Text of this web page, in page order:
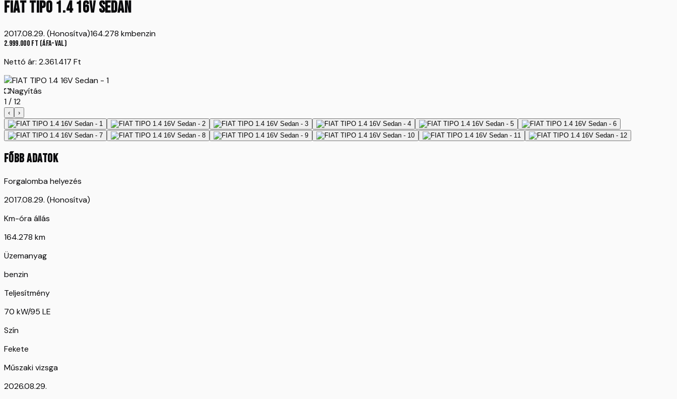
FIAT TIPO 1.4 16V Sedan
2017.08.29. (Honosítva)164.278 kmbenzin
2.999.000Ft (ÁFA-val)
Nettó ár: 2.361.417 Ft
Nagyítás
1/12
‹ ›
FŐBB ADATOK
Forgalomba helyezés
2017.08.29. (Honosítva)
Km-óra állás
164.278 km
Üzemanyag
benzin
Teljesítmény
70 kW/95 LE
Szín
Fekete
Műszaki vizsga
2026.08.29.